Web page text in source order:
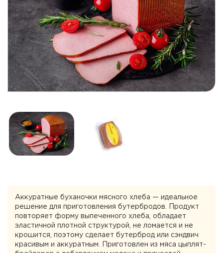
Аккуратные буханочки мясного хлеба — идеальное
решение для приготовления бутербродов. Продукт
повторяет форму выпеченного хлеба, обладает
эластичной плотной структурой, не ломается и не
крошится, поэтому сделает бутерброд или сэндвич
красивым и аккуратным. Приготовлен из мяса цыплят-